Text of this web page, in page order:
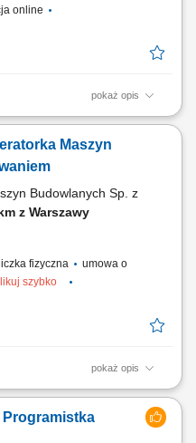
online
pokaż opis
centrów obróbczych oraz
oraz wprowadzanie
przygotowanie
Maszyn
Budowlanych Sp. z
z Warszawy
fizyczna
umowa o
szybko
pokaż opis
maszyn do obróbki skrawaniem
zgodnie z dokumentacją
regulacja i przezbrajanie
metalowych zgodnie z
Programistka